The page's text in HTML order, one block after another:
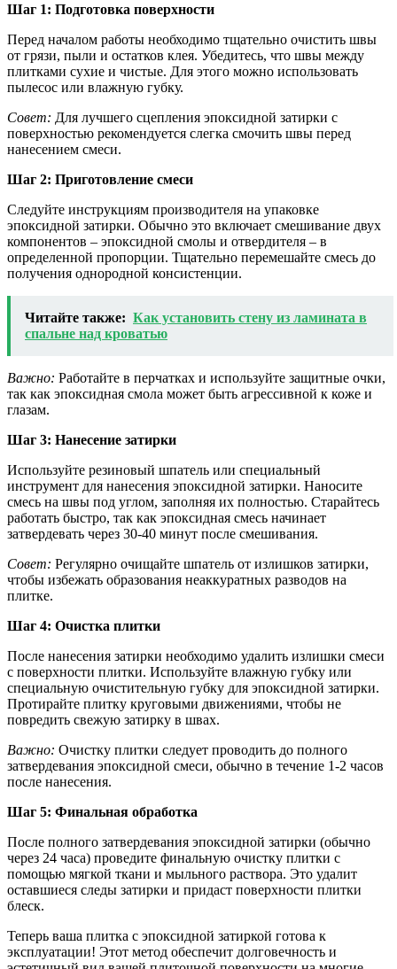
Шаг 1: Подготовка поверхности
Перед началом работы необходимо тщательно очистить швы
от грязи, пыли и остатков клея. Убедитесь, что швы между
плитками сухие и чистые. Для этого можно использовать
пылесос или влажную губку.
Совет: Для лучшего сцепления эпоксидной затирки с
поверхностью рекомендуется слегка смочить швы перед
нанесением смеси.
Шаг 2: Приготовление смеси
Следуйте инструкциям производителя на упаковке
эпоксидной затирки. Обычно это включает смешивание двух
компонентов – эпоксидной смолы и отвердителя – в
определенной пропорции. Тщательно перемешайте смесь до
получения однородной консистенции.
Читайте также: Как установить стену из ламината в
спальне над кроватью
Важно: Работайте в перчатках и используйте защитные очки,
так как эпоксидная смола может быть агрессивной к коже и
глазам.
Шаг 3: Нанесение затирки
Используйте резиновый шпатель или специальный
инструмент для нанесения эпоксидной затирки. Наносите
смесь на швы под углом, заполняя их полностью. Старайтесь
работать быстро, так как эпоксидная смесь начинает
затвердевать через 30-40 минут после смешивания.
Совет: Регулярно очищайте шпатель от излишков затирки,
чтобы избежать образования неаккуратных разводов на
плитке.
Шаг 4: Очистка плитки
После нанесения затирки необходимо удалить излишки смеси
с поверхности плитки. Используйте влажную губку или
специальную очистительную губку для эпоксидной затирки.
Протирайте плитку круговыми движениями, чтобы не
повредить свежую затирку в швах.
Важно: Очистку плитки следует проводить до полного
затвердевания эпоксидной смеси, обычно в течение 1-2 часов
после нанесения.
Шаг 5: Финальная обработка
После полного затвердевания эпоксидной затирки (обычно
через 24 часа) проведите финальную очистку плитки с
помощью мягкой ткани и мыльного раствора. Это удалит
оставшиеся следы затирки и придаст поверхности плитки
блеск.
Теперь ваша плитка с эпоксидной затиркой готова к
эксплуатации! Этот метод обеспечит долговечность и